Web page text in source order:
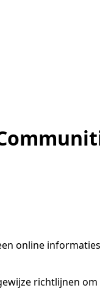
online
richtlijnen